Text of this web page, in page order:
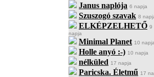
Janus naplója 6 napja
Szuszogó szavak 8
ELKÉPZELHETŐ 9
napja
Minimal Planet 10 napja
Holle anyó :-) 10 napja
nélküled 17 napja
Paricska. Életmű 17